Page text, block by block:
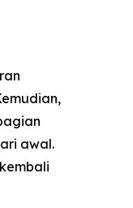
awal.